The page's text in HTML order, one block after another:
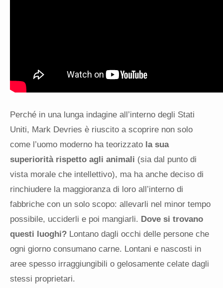
Perché in una lunga indagine all’interno degli Stati
Uniti, Mark Devries è riuscito a scoprire non solo
come l’uomo moderno ha teorizzato la sua
superiorità rispetto agli animali (sia dal punto di
vista morale che intellettivo), ma ha anche deciso di
rinchiudere la maggioranza di loro all’interno di
fabbriche con un solo scopo: allevarli nel minor tempo
possibile, ucciderli e poi mangiarli. Dove si trovano
questi luoghi? Lontano dagli occhi delle persone che
ogni giorno consumano carne. Lontani e nascosti in
aree spesso irraggiungibili o gelosamente celate dagli
stessi proprietari.